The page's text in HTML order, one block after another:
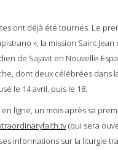
ont déjà été tournés. Le
», la mission Saint
de Sajavit en Nouvelle-
dont deux célébrées dans
le 14 avril, puis le 18.
ligne, un mois après sa
(qui sera
informations sur la liturgie